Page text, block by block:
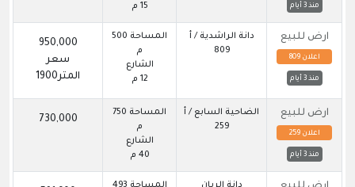
منذ 3 أيام
15 م
ارض للبيع
اعلان 809
منذ 3 أيام
دانة الراشدية / أ
809
المساحة 500
م
الشارع
12 م
950,000
سعر
المتر1900
ارض للبيع
اعلان 259
منذ 3 أيام
الضاحية السابع / أ
259
المساحة 750
م
الشارع
40 م
730,000